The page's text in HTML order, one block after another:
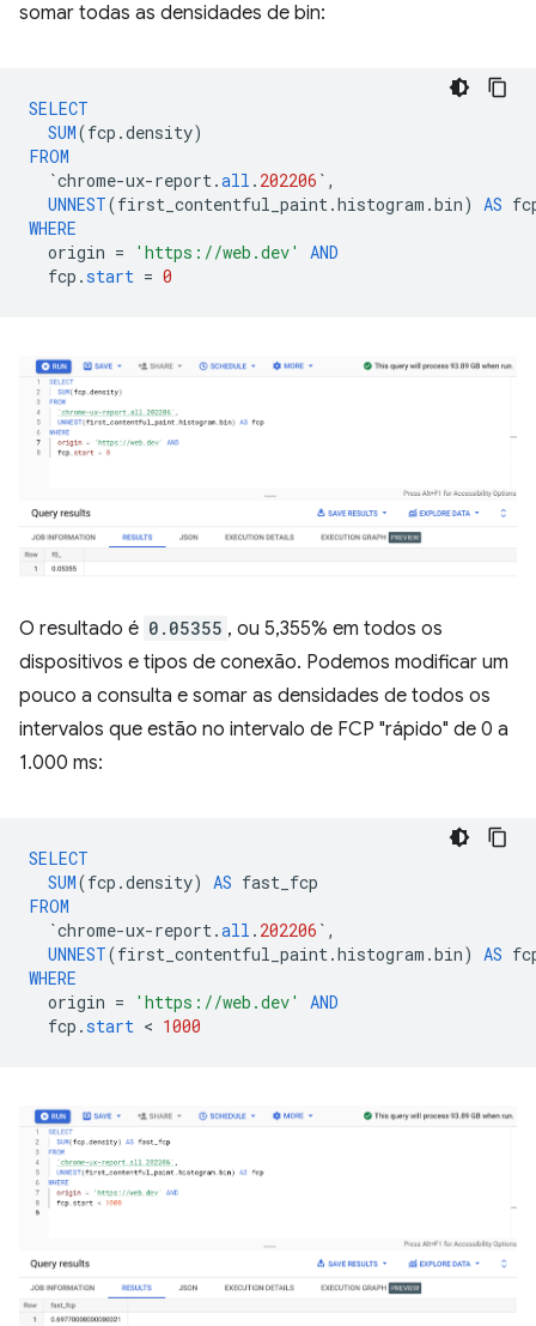
somar todas as densidades de bin:
SELECT
SUM(fcp .density)
FROM
`chrome-ux-report.all . 202206 ` ,
UNNEST(first_contentful_paint.histogram .bin) AS
WHERE
origin = 'https://web.dev'
AND
fcp .start = 0
O resultado é 0.05355 , ou 5,355% em todos os
dispositivos e tipos de conexão. Podemos modificar um
pouco a consulta e somar as densidades de todos os
intervalos que estão no intervalo de FCP "rápido" de 0 a
1.000 ms:
SELECT
SUM(fcp .density) AS fast_fcp
FROM
`chrome-ux-report.all . 202206 ` ,
UNNEST(first_contentful_paint.histogram .bin) AS
WHERE
origin = 'https://web.dev'
AND
fcp .start < 1000